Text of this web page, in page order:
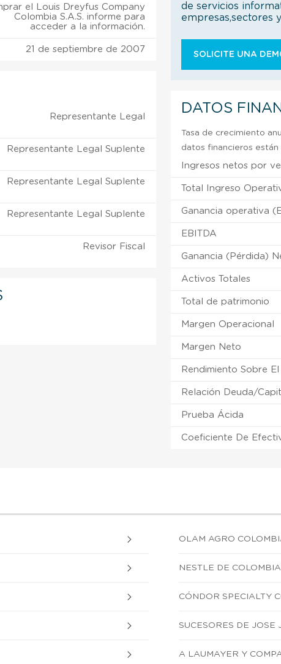
el Louis Dreyfus Company
Colombia S.A.S. informe para
acceder a la información.
21 de septiembre de 2007
Representante Legal
Representante Legal Suplente
Representante Legal Suplente
Representante Legal Suplente
Revisor Fiscal
de servicios
empresas,sectores
SOLICITE UNA
DATOS
Tasa de crecimiento
datos financieros
Ingresos netos por
Total Ingreso
Ganancia operativa
EBITDA
Ganancia (Pérdida)
Activos Totales
Total de patrimonio
Margen Operacional
Margen Neto
Rendimiento Sobre
Relación Deuda/
Prueba Ácida
Coeficiente De
OLAM AGRO
NESTLE DE COLOMBIA
CÓNDOR SPECIALTY
SUCESORES DE JOSE
A LAUMAYER Y